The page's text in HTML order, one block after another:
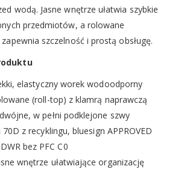
wodą. Jasne wnętrze ułatwia szybkie
przedmiotów, a rolowane
szczelność i prostą obsługę.
elastyczny worek wodoodporny
(roll-top) z klamrą naprawczą
w pełni podklejone szwy
z recyklingu, bluesign APPROVED
bez PFC C0
wnętrze ułatwiające organizację